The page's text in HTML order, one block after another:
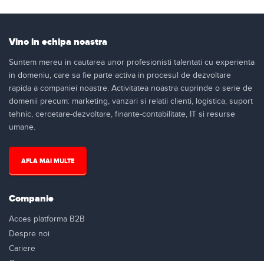
Vino in echipa noastra
Suntem mereu in cautarea unor profesionisti talentati cu experienta
in domeniu, care sa fie parte activa in procesul de dezvoltare
rapida a companiei noastre. Activitatea noastra cuprinde o serie de
domenii precum: marketing, vanzari si relatii clienti, logistica, suport
tehnic, cercetare-dezvoltare, finante-contabilitate, IT si resurse
umane.
AFLA MAI MULTE
Companie
Acces platforma B2B
Despre noi
Cariere